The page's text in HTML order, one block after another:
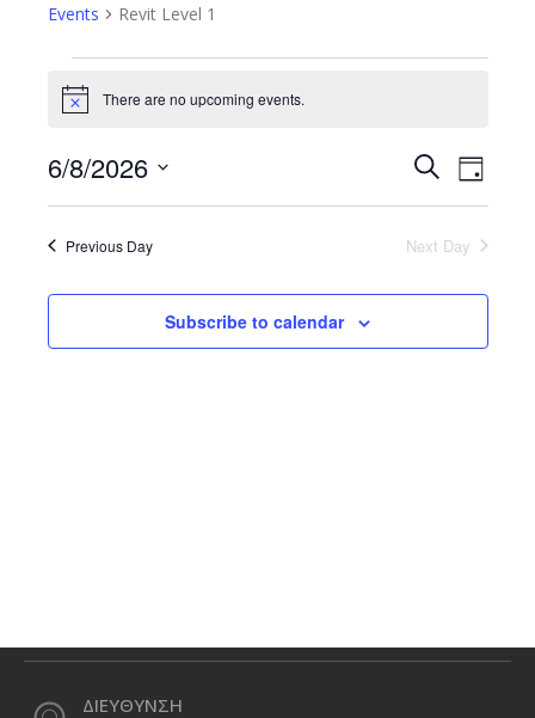
Events Revit Level 1
Events
06/08/2026
Notice There are no upcoming events.
Events
SearchEvent
Views
Day
6/8/2026
Previous Day Next Day
Subscribe to calendar
ΔΙΕΥΘΥΝΣΗ